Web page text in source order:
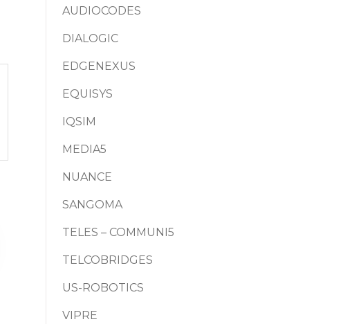
AUDIOCODES
DIALOGIC
EDGENEXUS
EQUISYS
IQSIM
MEDIA5
NUANCE
SANGOMA
TELES – COMMUNI5
TELCOBRIDGES
US-ROBOTICS
VIPRE